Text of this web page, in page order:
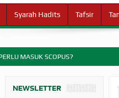
Syarah Hadits Tafsir
MASUK SCOPUS?
HAKIKAT NIKMAT DI DUNIA!
NEWSLETTER